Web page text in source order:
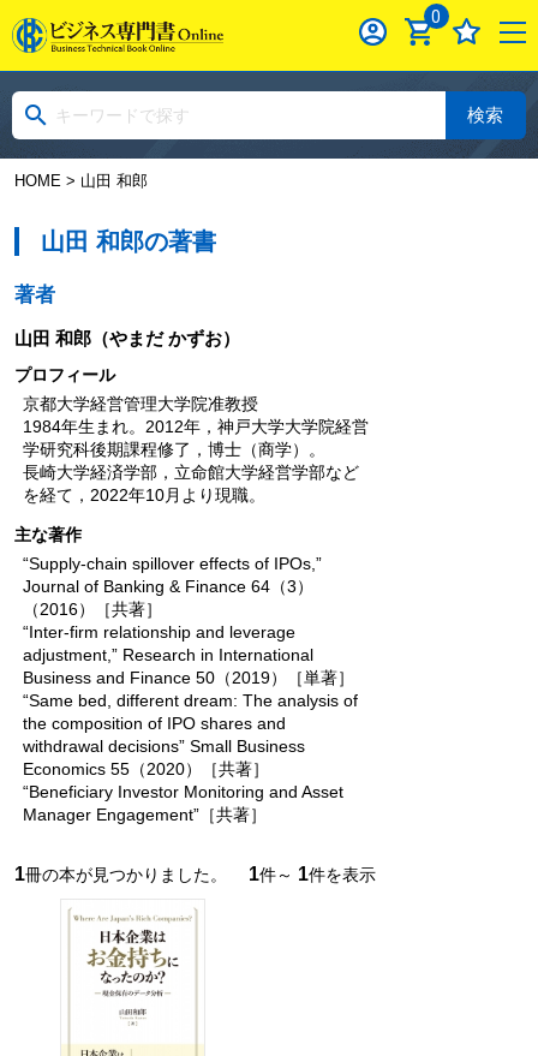
0
検索
HOME> 山田 和郎
山田 和郎の著書
著者
山田 和郎（やまだ かずお）
プロフィール
京都大学経営管理大学院准教授
1984年生まれ。2012年，神戸大学大学院経営
学研究科後期課程修了，博士（商学）。
長崎大学経済学部，立命館大学経営学部など
を経て，2022年10月より現職。
主な著作
“Supply-chain spillover effects of IPOs,”
Journal of Banking & Finance 64（3）
（2016）［共著］
“Inter-firm relationship and leverage
adjustment,” Research in International
Business and Finance 50（2019）［単著］
“Same bed, different dream: The analysis of
the composition of IPO shares and
withdrawal decisions” Small Business
Economics 55（2020）［共著］
“Beneficiary Investor Monitoring and Asset
Manager Engagement”［共著］
1冊の本が見つかりました。 1件～ 1件を表示